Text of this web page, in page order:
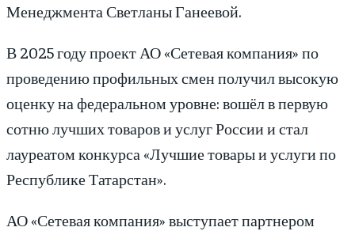
Менеджмента Светланы Ганеевой.
В 2025 году проект АО «Сетевая компания» по
проведению профильных смен получил высокую
оценку на федеральном уровне: вошёл в первую
сотню лучших товаров и услуг России и стал
лауреатом конкурса «Лучшие товары и услуги по
Республике Татарстан».
АО «Сетевая компания» выступает партнером